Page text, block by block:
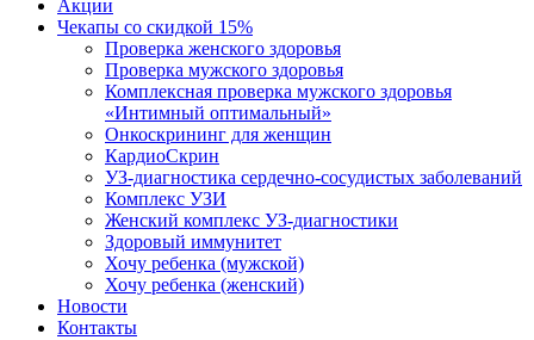
Акции
Чекапы со скидкой 15%
Проверка женского здоровья
Проверка мужского здоровья
Комплексная проверка мужского здоровья
«Интимный оптимальный»
Онкоcкрининг для женщин
КардиоСкрин
УЗ-диагностика сердечно-сосудистых заболеваний
Комплекс УЗИ
Женский комплекс УЗ-диагностики
Здоровый иммунитет
Хочу ребенка (мужской)
Хочу ребенка (женский)
Новости
Контакты